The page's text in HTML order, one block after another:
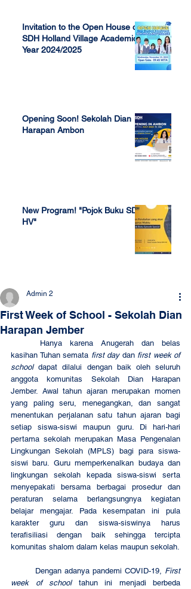
Invitation to the Open House of
SDH Holland Village Academic
Year 2024/2025
Opening Soon! Sekolah Dian
Harapan Ambon
New Program! "Pojok Buku SDH
HV"
First Week of School - Sekolah Dian
Harapan Jember
Admin 2
kasihan Tuhan semata first day dan first week of
school dapat dilalui dengan baik oleh seluruh
anggota komunitas Sekolah Dian Harapan
Jember. Awal tahun ajaran merupakan momen
yang paling seru, menegangkan, dan sangat
menentukan perjalanan satu tahun ajaran bagi
setiap siswa-siswi maupun guru. Di hari-hari
pertama sekolah merupakan Masa Pengenalan
Lingkungan Sekolah (MPLS) bagi para siswa-
siswi baru. Guru memperkenalkan budaya dan
lingkungan sekolah kepada siswa-siswi serta
menyepakati bersama berbagai prosedur dan
peraturan selama berlangsungnya kegiatan
belajar mengajar. Pada kesempatan ini pula
karakter guru dan siswa-siswinya harus
terafisiliasi dengan baik sehingga tercipta
komunitas shalom dalam kelas maupun sekolah.
	Dengan adanya pandemi COVID-19,
First
week of school tahun ini menjadi berbeda